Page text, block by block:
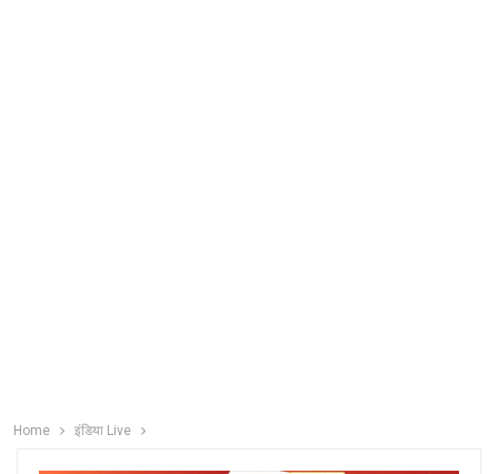
Home इंडिया Live